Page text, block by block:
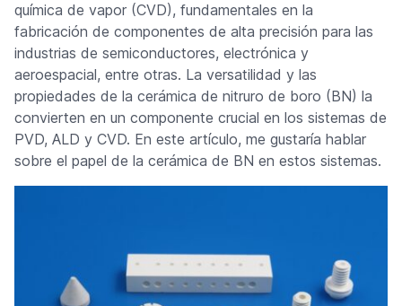
química de vapor (CVD), fundamentales en la
fabricación de componentes de alta precisión para las
industrias de semiconductores, electrónica y
aeroespacial, entre otras. La versatilidad y las
propiedades de la cerámica de nitruro de boro (BN) la
convierten en un componente crucial en los sistemas de
PVD, ALD y CVD. En este artículo, me gustaría hablar
sobre el papel de la cerámica de BN en estos sistemas.